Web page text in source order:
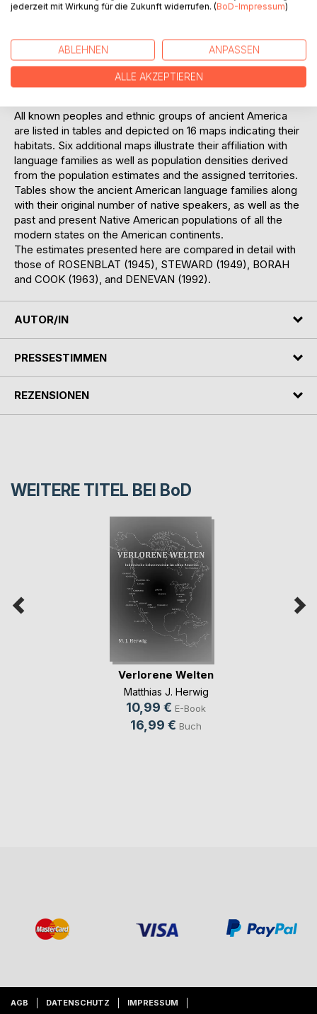
were estimated based on historical sources and - where
This is likely the first time that estimates of the original
population of all individual peoples in Mesoamerica - that is,
the region of advanced civilizations in Mexico and
Guatemala - have been made and thoroughly
All known peoples and ethnic groups of ancient America
are listed in tables and depicted on 16 maps indicating their
habitats. Six additional maps illustrate their affiliation with
language families as well as population densities derived
from the population estimates and the assigned territories.
Tables show the ancient American language families along
with their original number of native speakers, as well as the
past and present Native American populations of all the
modern states on the American continents.
The estimates presented here are compared in detail with
those of ROSENBLAT (1945), STEWARD (1949), BORAH
and COOK (1963), and DENEVAN (1992).
AUTOR/IN
PRESSESTIMMEN
REZENSIONEN
WEITERE TITEL BEI BoD
Verlorene Welten
Matthias J. Herwig
10,99 € E-Book
16,99 € Buch
AGB DATENSCHUTZ IMPRESSUM
jederzeit mit Wirkung für die Zukunft widerrufen. (BoD-Impressum)
ABLEHNEN ANPASSEN
ALLE AKZEPTIEREN